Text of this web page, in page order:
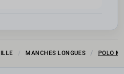
MANCHES LONGUES POLO